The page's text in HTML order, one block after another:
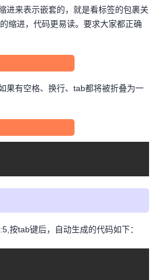
进来表示嵌套的，就是看标签的包裹关
缩进，代码更易读。要求大家都正确
果有空格、换行、tab都将被折叠为一
按tab键后，自动生成的代码如下：